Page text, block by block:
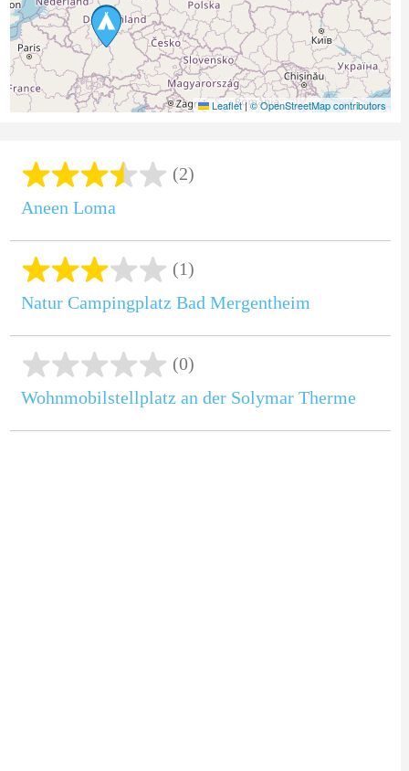
Leaflet|© OpenStreetMap contributors
(2)
Aneen Loma
(1)
Natur Campingplatz Bad Mergentheim
(0)
Wohnmobilstellplatz an der Solymar Therme